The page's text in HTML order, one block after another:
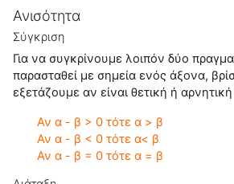
Ανισότητα
Σύγκριση
Για να συγκρίνουμε λοιπόν δύο
παρασταθεί με σημεία ενός άξονα,
εξετάζουμε αν είναι θετική ή
Αν α - β > 0 τότε α > β
Αν α - β < 0 τότε α< β
Αν α - β = 0 τότε α = β